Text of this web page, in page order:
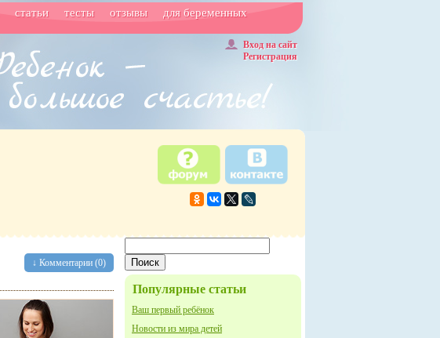
статьи тесты отзывы для беременных
Вход на сайт
Регистрация
Популярные статьи
Ваш первый ребёнок
Новости из мира детей
↓ Комментарии (0)